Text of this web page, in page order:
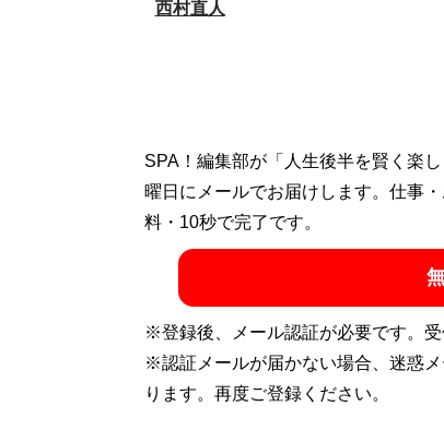
西村直人
SPA！編集部が「人生後半を賢く楽
曜日にメールでお届けします。仕事
料・10秒で完了です。
※登録後、メール認証が必要です。
※認証メールが届かない場合、迷惑
ります。再度ご登録ください。